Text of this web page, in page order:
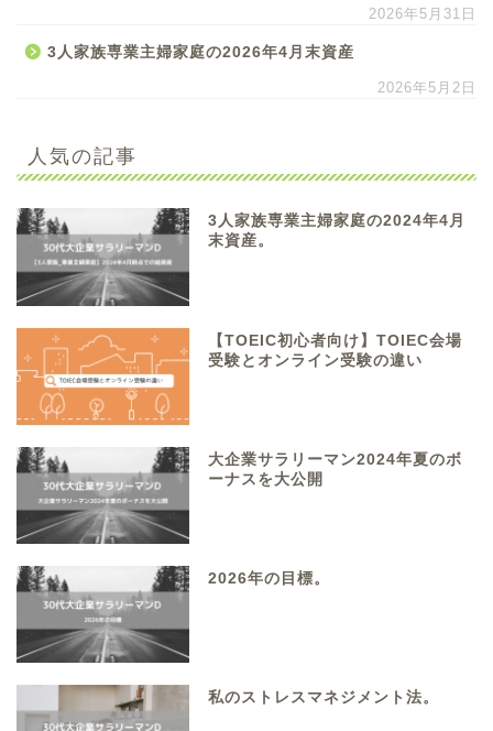
2026年5月31日
3人家族専業主婦家庭の2026年4月末資産
2026年5月2日
人気の記事
3人家族専業主婦家庭の2024年4月
末資産。
【TOEIC初心者向け】TOIEC会場
受験とオンライン受験の違い
大企業サラリーマン2024年夏のボ
ーナスを大公開
2026年の目標。
私のストレスマネジメント法。